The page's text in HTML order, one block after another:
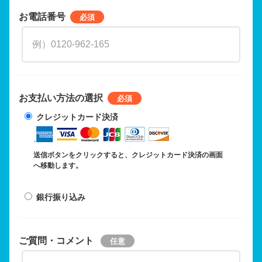
お電話番号
お支払い方法の選択
クレジットカード決済
送信ボタンをクリックすると、クレジットカード決済の画面
へ移動します。
銀行振り込み
ご質問・コメント